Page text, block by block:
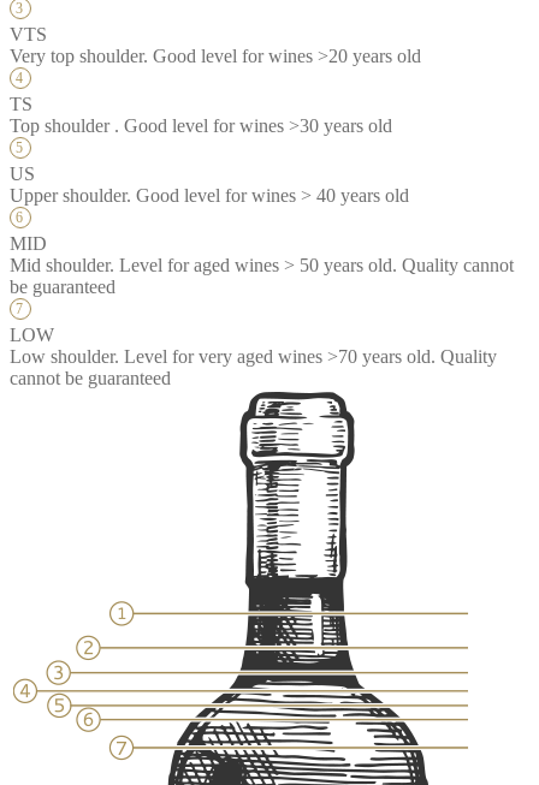
VTS
Very top shoulder. Good level for wines >20 years old
TS
Top shoulder . Good level for wines >30 years old
US
Upper shoulder. Good level for wines > 40 years old
MID
Mid shoulder. Level for aged wines > 50 years old. Quality cannot
be guaranteed
LOW
Low shoulder. Level for very aged wines >70 years old. Quality
cannot be guaranteed